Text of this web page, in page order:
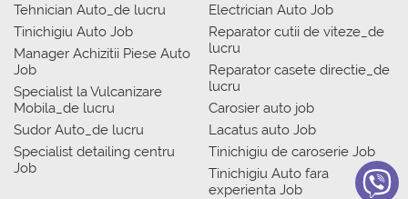
Tehnician Auto_de lucru
Tinichigiu Auto Job
Manager Achizitii Piese Auto
Job
Specialist la Vulcanizare
Mobila_de lucru
Sudor Auto_de lucru
Specialist detailing centru
Job
Electrician Auto Job
Reparator cutii de viteze_de
lucru
Reparator casete directie_de
lucru
Carosier auto job
Lacatus auto Job
Tinichigiu de caroserie Job
Tinichigiu Auto fara
experienta Job